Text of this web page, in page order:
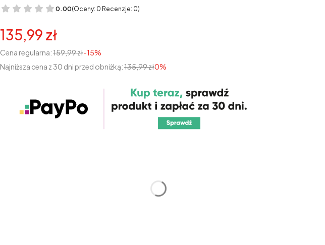
0.00(Oceny: 0 Recenzje: 0)
135,99 zł
Cena regularna:159,99 zł-15%
Najniższa cena z 30 dni przed obniżką:135,99 zł0%